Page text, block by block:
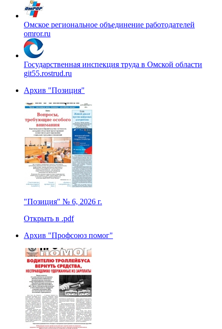
Омское региональное объединение работодателей
omror.ru
Государственная инспекция труда в Омской области
git55.rostrud.ru
Архив "Позиция"
"Позиция" № 6, 2026 г.
Открыть в .pdf
Архив "Профсоюз помог"